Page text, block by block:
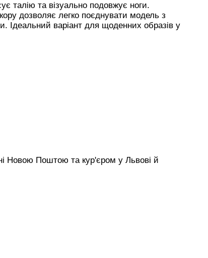
талію та візуально подовжує ноги.
дозволяє легко поєднувати модель з
Ідеальний варіант для щоденних образів у
Новою Поштою та кур'єром у Львові й